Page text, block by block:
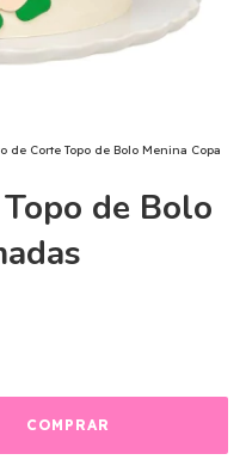
de Corte Topo de Bolo Menina Copa
de Bolo